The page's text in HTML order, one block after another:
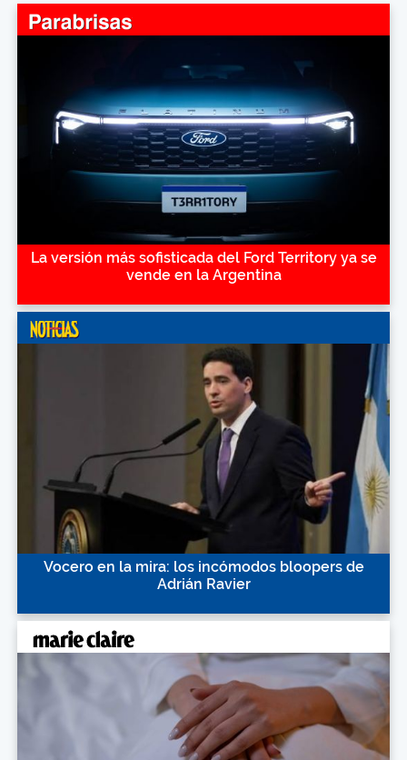
La versión más sofisticada del Ford Territory ya se
vende en la Argentina
Vocero en la mira: los incómodos bloopers de
Adrián Ravier